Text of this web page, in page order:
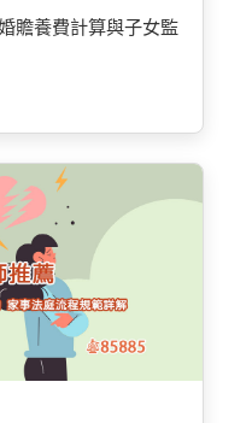
贍養費計算與子女監